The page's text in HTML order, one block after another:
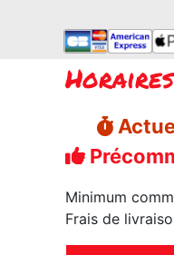
Minimum
Frais de